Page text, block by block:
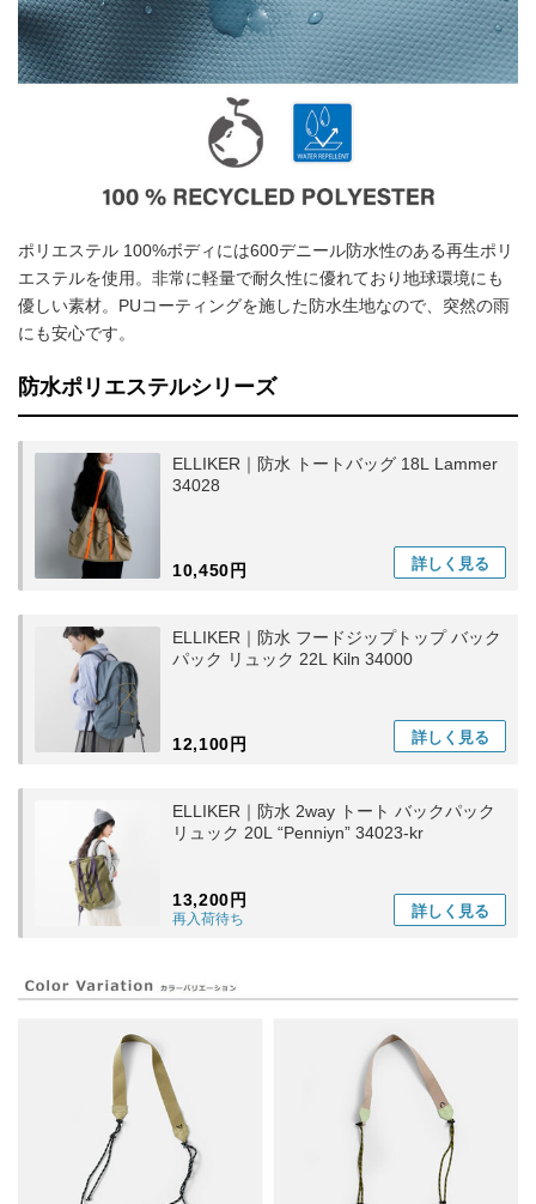
ポリエステル 100%ボディには600デニール防水性のある再生ポリ
エステルを使用。非常に軽量で耐久性に優れており地球環境にも
優しい素材。PUコーティングを施した防水生地なので、突然の雨
にも安心です。
防水ポリエステルシリーズ
ELLIKER｜防水 トートバッグ 18L Lammer
34028
10,450円 詳しく 見る
ELLIKER｜防水 フードジップトップ バック
パック リュック 22L Kiln 34000
12,100円 詳しく 見る
ELLIKER｜防水 2way トート バックパック
リュック 20L “Penniyn” 34023-kr
13,200円
再入荷待ち 詳しく 見る